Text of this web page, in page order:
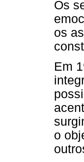
Os
os
Em
o